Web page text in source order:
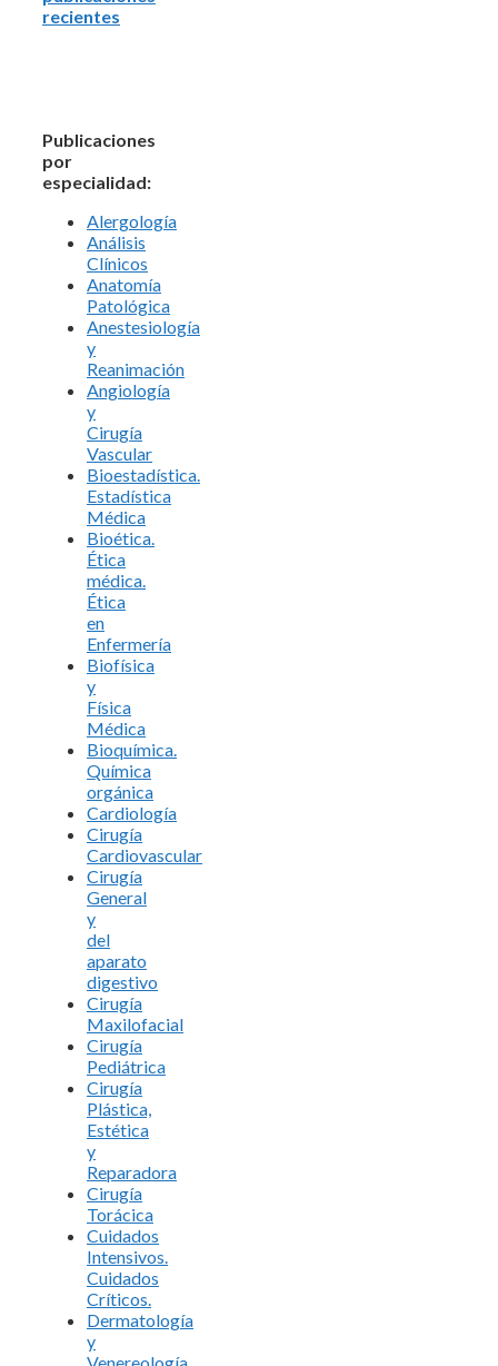
recientes
Publicaciones
por
especialidad:
Alergología
Análisis
Clínicos
Anatomía
Patológica
Anestesiología
y
Reanimación
Angiología
y
Cirugía
Vascular
Bioestadística.
Estadística
Médica
Bioética.
Ética
médica.
Ética
en
Enfermería
Biofísica
y
Física
Médica
Bioquímica.
Química
orgánica
Cardiología
Cirugía
Cardiovascular
Cirugía
General
y
del
aparato
digestivo
Cirugía
Maxilofacial
Cirugía
Pediátrica
Cirugía
Plástica,
Estética
y
Reparadora
Cirugía
Torácica
Cuidados
Intensivos.
Cuidados
Críticos.
Dermatología
y